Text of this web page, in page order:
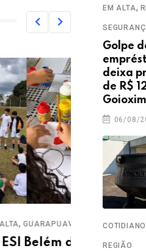
de
EDUCAÇÃO ,
EM ALTA,
Golpe
deixa
de R$
Goioxim
06/08/
COTIDIANO
REGIÃO